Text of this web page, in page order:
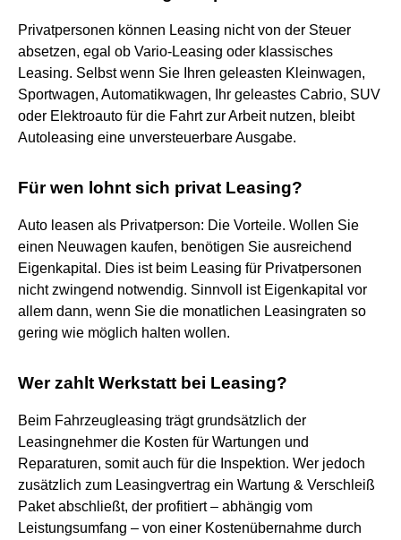
Privatpersonen können Leasing nicht von der Steuer
absetzen, egal ob Vario-Leasing oder klassisches
Leasing. Selbst wenn Sie Ihren geleasten Kleinwagen,
Sportwagen, Automatikwagen, Ihr geleastes Cabrio, SUV
oder Elektroauto für die Fahrt zur Arbeit nutzen, bleibt
Autoleasing eine unversteuerbare Ausgabe.
Für wen lohnt sich privat Leasing?
Auto leasen als Privatperson: Die Vorteile. Wollen Sie
einen Neuwagen kaufen, benötigen Sie ausreichend
Eigenkapital. Dies ist beim Leasing für Privatpersonen
nicht zwingend notwendig. Sinnvoll ist Eigenkapital vor
allem dann, wenn Sie die monatlichen Leasingraten so
gering wie möglich halten wollen.
Wer zahlt Werkstatt bei Leasing?
Beim Fahrzeugleasing trägt grundsätzlich der
Leasingnehmer die Kosten für Wartungen und
Reparaturen, somit auch für die Inspektion. Wer jedoch
zusätzlich zum Leasingvertrag ein Wartung & Verschleiß
Paket abschließt, der profitiert – abhängig vom
Leistungsumfang – von einer Kostenübernahme durch